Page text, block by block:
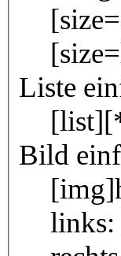
Liste
Bild
links: